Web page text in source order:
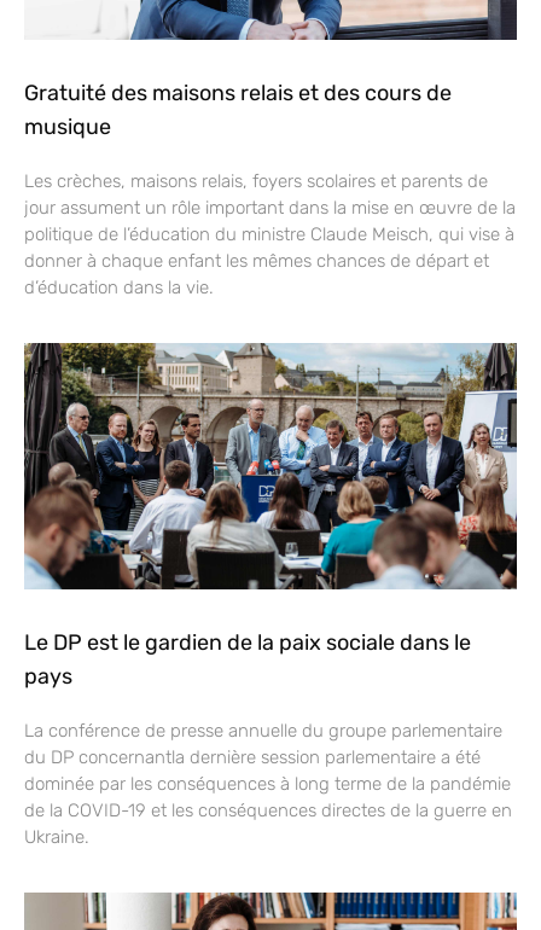
Gratuité des maisons relais et des cours de
musique
Les crèches, maisons relais, foyers scolaires et parents de
jour assument un rôle important dans la mise en œuvre de la
politique de l’éducation du ministre Claude Meisch, qui vise à
donner à chaque enfant les mêmes chances de départ et
d’éducation dans la vie.
Le DP est le gardien de la paix sociale dans le
pays
La conférence de presse annuelle du groupe parlementaire
du DP concernantla dernière session parlementaire a été
dominée par les conséquences à long terme de la pandémie
de la COVID-19 et les conséquences directes de la guerre en
Ukraine.